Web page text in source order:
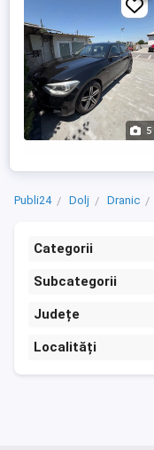
5
Publi24 Dolj Dranic
Categorii
Subcategorii
Județe
Localități